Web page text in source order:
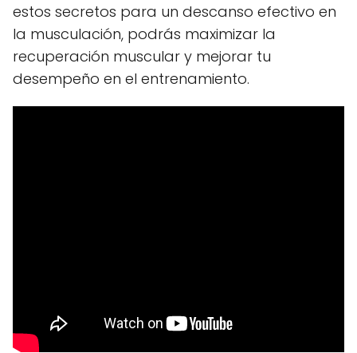
estos secretos para un descanso efectivo en
la musculación, podrás maximizar la
recuperación muscular y mejorar tu
desempeño en el entrenamiento.